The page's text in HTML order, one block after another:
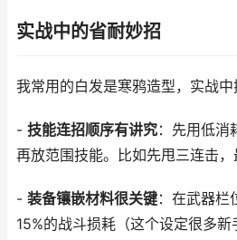
实战中的省耐妙招
我常用的白发是寒鸦造型，实战中
- 技能连招顺序有讲究：先用低消
再放范围技能。比如先甩三连击
- 装备镶嵌材料很关键：在武器栏
15%的战斗损耗（这个设定很多新